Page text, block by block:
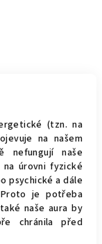
(tzn. na
na našem
nefungují naše
úrovni fyzické
psychické a dále
je potřeba
naše aura by
chránila před